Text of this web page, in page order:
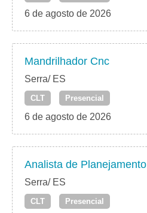
6 de agosto de 2026
Mandrilhador Cnc
Serra/ ES
CLT Presencial
6 de agosto de 2026
Analista de Planejamento
Serra/ ES
CLT Presencial